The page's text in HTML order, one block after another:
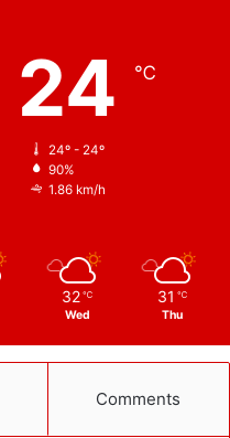
24 ℃
24º - 24º
90%
1.86 km/h
32 ℃
Wed
31 ℃
Thu
Comments